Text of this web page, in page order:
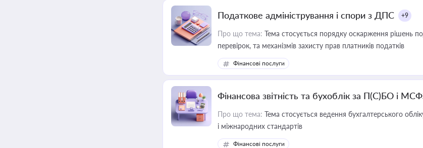
Податкове адміністрування і спори з ДПС +9
Про що тема: Тема стосується порядку оскарження рішень
перевірок, та механізмів захисту прав платників податків
Фінансові послуги
Фінансова звітність та бухоблік за П(С)БО і
Про що тема: Тема стосується ведення бухгалтерського
і міжнародних стандартів
Фінансові послуги